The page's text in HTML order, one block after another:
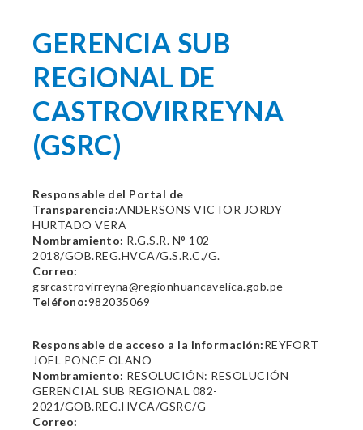
GERENCIA SUB
REGIONAL DE
CASTROVIRREYNA
(GSRC)
Responsable del Portal de
Transparencia:ANDERSONS VICTOR JORDY
HURTADO VERA
Nombramiento: R.G.S.R. N° 102 -
2018/GOB.REG.HVCA/G.S.R.C./G.
Correo:
gsrcastrovirreyna@regionhuancavelica.gob.pe
Teléfono:982035069
Responsable de acceso a la información:REYFORT
JOEL PONCE OLANO
Nombramiento: RESOLUCIÓN: RESOLUCIÓN
GERENCIAL SUB REGIONAL 082-
2021/GOB.REG.HVCA/GSRC/G
Correo: